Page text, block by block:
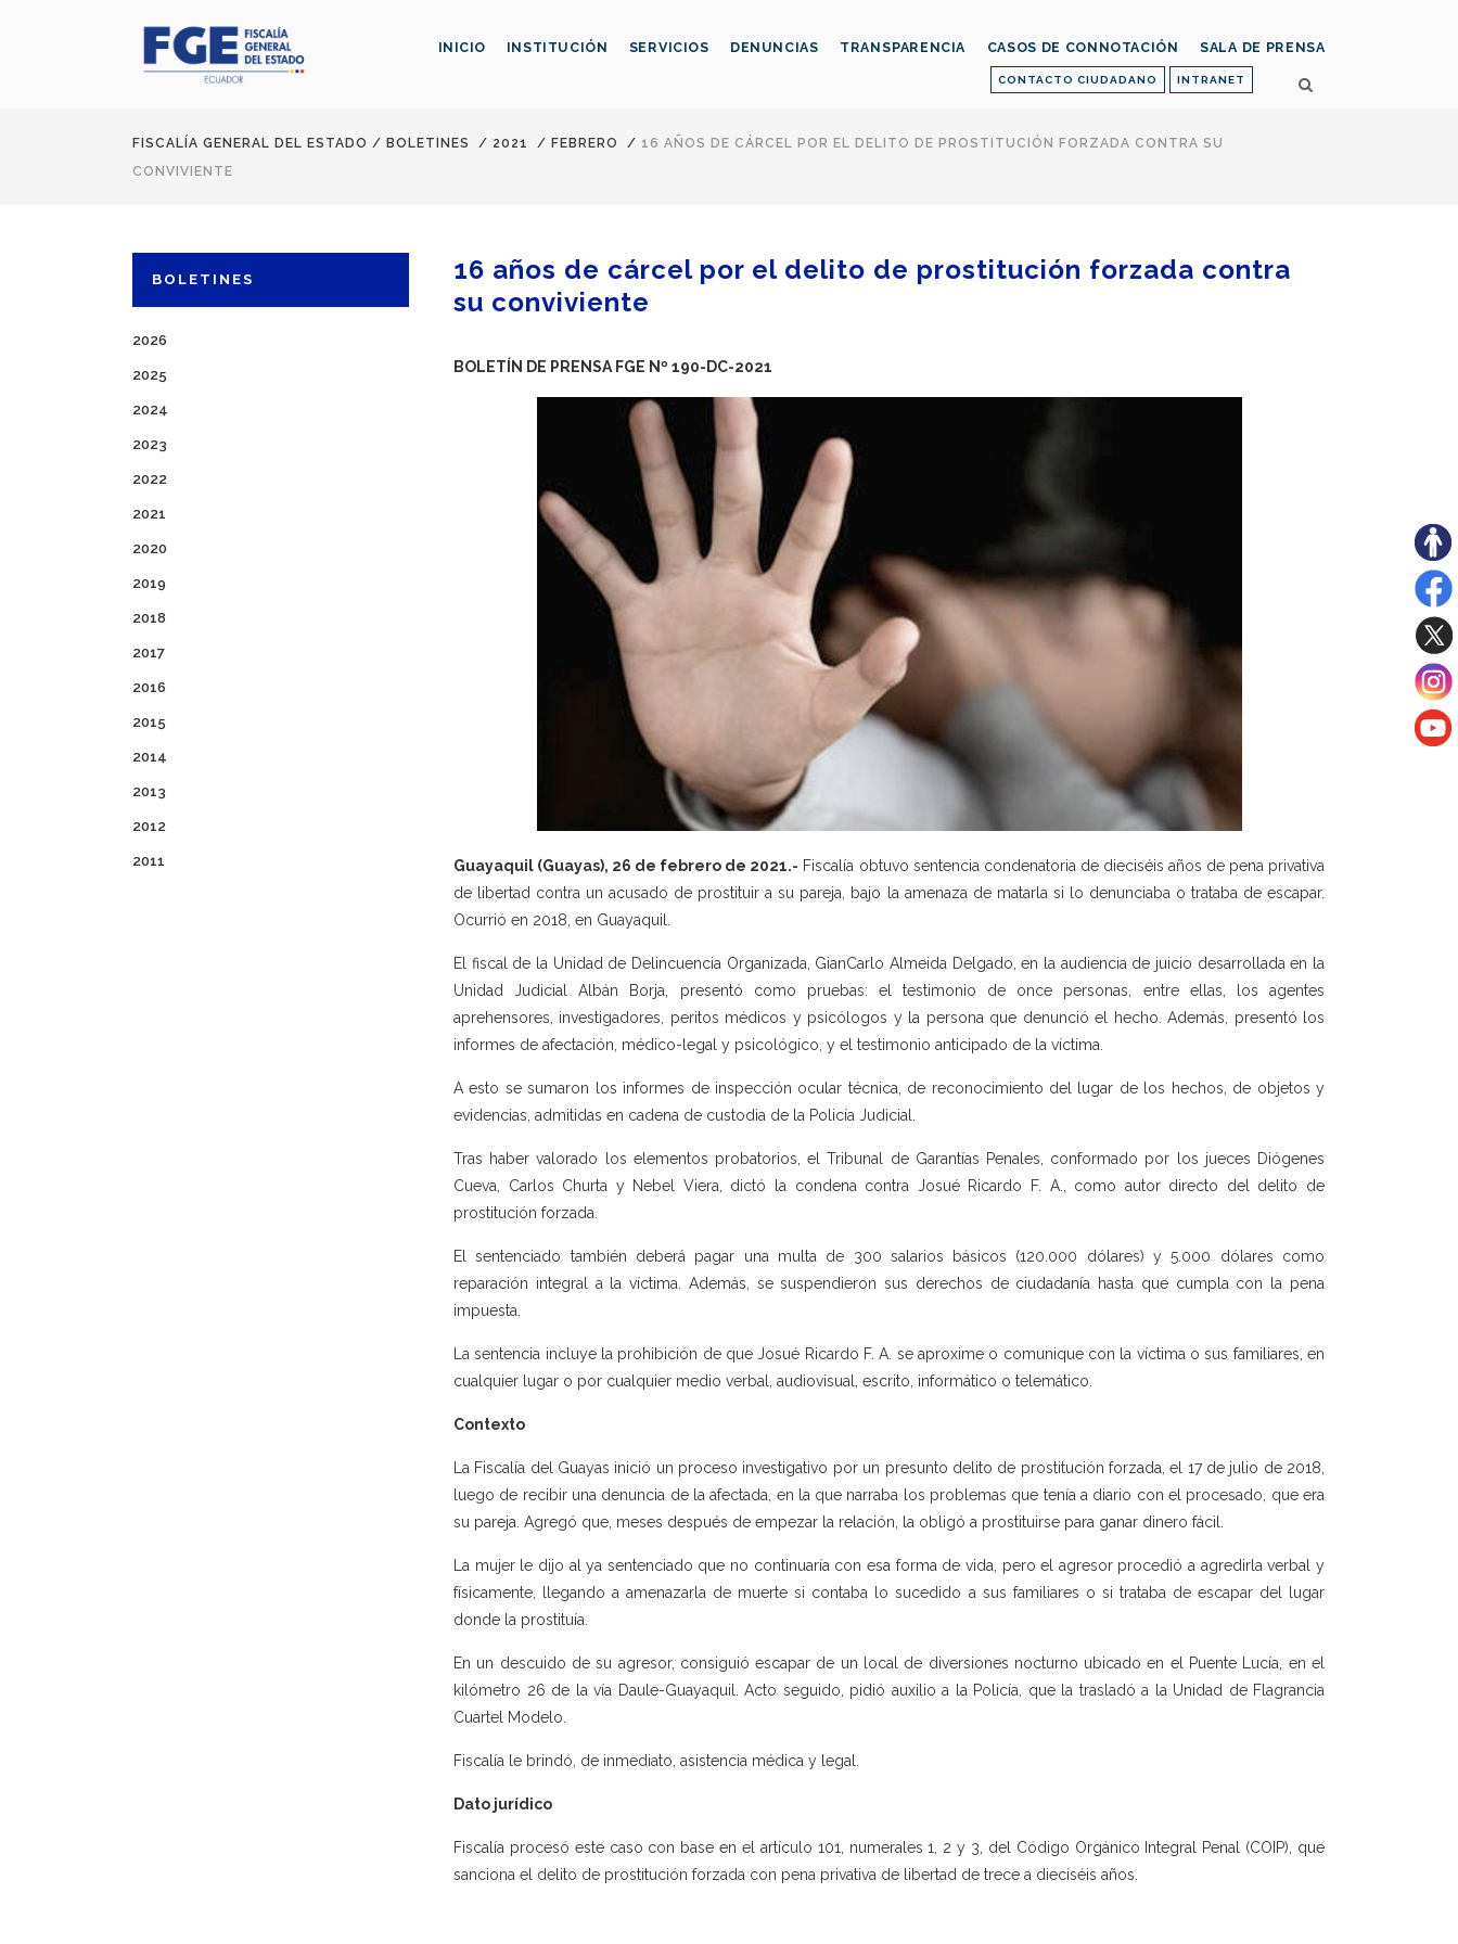
CONTACTO CIUDADANO INTRANET
INICIO INSTITUCIÓN SERVICIOS DENUNCIAS TRANSPARENCIA CASOS DE CONNOTACIÓN SALA DE PRENSA
FISCALÍA GENERAL DEL ESTADO / BOLETINES / 2021 / FEBRERO / 16 AÑOS DE CÁRCEL POR EL DELITO DE PROSTITUCIÓN FORZADA CONTRA SU
CONVIVIENTE
BOLETINES
2026
2025
2024
2023
2022
2021
2020
2019
2018
2017
2016
2015
2014
2013
2012
2011
16 años de cárcel por el delito de prostitución forzada contra
su conviviente
BOLETÍN DE PRENSA FGE Nº 190-DC-2021
Guayaquil (Guayas), 26 de febrero de 2021.- Fiscalía obtuvo sentencia condenatoria de dieciséis años de pena privativa
de libertad contra un acusado de prostituir a su pareja, bajo la amenaza de matarla si lo denunciaba o trataba de escapar.
Ocurrió en 2018, en Guayaquil.
El fiscal de la Unidad de Delincuencia Organizada, GianCarlo Almeida Delgado, en la audiencia de juicio desarrollada en la
Unidad Judicial Albán Borja, presentó como pruebas: el testimonio de once personas, entre ellas, los agentes
aprehensores, investigadores, peritos médicos y psicólogos y la persona que denunció el hecho. Además, presentó los
informes de afectación, médico-legal y psicológico, y el testimonio anticipado de la víctima.
A esto se sumaron los informes de inspección ocular técnica, de reconocimiento del lugar de los hechos, de objetos y
evidencias, admitidas en cadena de custodia de la Policía Judicial.
Tras haber valorado los elementos probatorios, el Tribunal de Garantías Penales, conformado por los jueces Diógenes
Cueva, Carlos Churta y Nebel Viera, dictó la condena contra Josué Ricardo F. A., como autor directo del delito de
prostitución forzada.
El sentenciado también deberá pagar una multa de 300 salarios básicos (120.000 dólares) y 5.000 dólares como
reparación integral a la víctima. Además, se suspendieron sus derechos de ciudadanía hasta que cumpla con la pena
impuesta.
La sentencia incluye la prohibición de que Josué Ricardo F. A. se aproxime o comunique con la víctima o sus familiares, en
cualquier lugar o por cualquier medio verbal, audiovisual, escrito, informático o telemático.
Contexto
La Fiscalía del Guayas inició un proceso investigativo por un presunto delito de prostitución forzada, el 17 de julio de 2018,
luego de recibir una denuncia de la afectada, en la que narraba los problemas que tenía a diario con el procesado, que era
su pareja. Agregó que, meses después de empezar la relación, la obligó a prostituirse para ganar dinero fácil.
La mujer le dijo al ya sentenciado que no continuaría con esa forma de vida, pero el agresor procedió a agredirla verbal y
físicamente, llegando a amenazarla de muerte si contaba lo sucedido a sus familiares o si trataba de escapar del lugar
donde la prostituía.
En un descuido de su agresor, consiguió escapar de un local de diversiones nocturno ubicado en el Puente Lucía, en el
kilómetro 26 de la vía Daule-Guayaquil. Acto seguido, pidió auxilio a la Policía, que la trasladó a la Unidad de Flagrancia
Cuartel Modelo.
Fiscalía le brindó, de inmediato, asistencia médica y legal.
Dato jurídico
Fiscalía procesó este caso con base en el artículo 101, numerales 1, 2 y 3, del Código Orgánico Integral Penal (COIP), que
sanciona el delito de prostitución forzada con pena privativa de libertad de trece a dieciséis años.